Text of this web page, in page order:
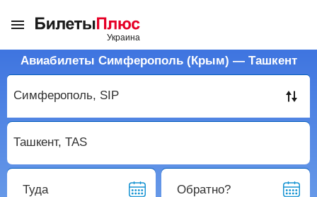
Авиабилеты Симферополь (Крым) — Ташкент
Туда Обратно?